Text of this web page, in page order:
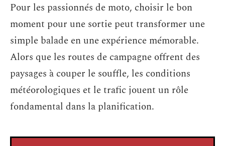
Pour les passionnés de moto, choisir le bon
moment pour une sortie peut transformer une
simple balade en une expérience mémorable.
Alors que les routes de campagne offrent des
paysages à couper le souffle, les conditions
météorologiques et le trafic jouent un rôle
fondamental dans la planification.